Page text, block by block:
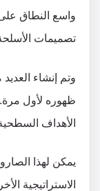
واسع النطاق على
تصميمات
ظهوره لأول
الأهداف
يمكن لهذا